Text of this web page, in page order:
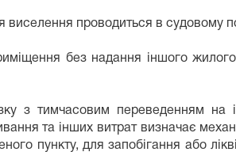
виселення проводиться в судовому
без надання іншого
з тимчасовим переведенням на
та інших витрат визначає
пункту, для запобігання або